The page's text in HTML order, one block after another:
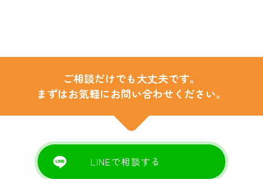
ご相談だけでも大丈夫です。
まずはお気軽にお問い合わせください。
LINEで相談する